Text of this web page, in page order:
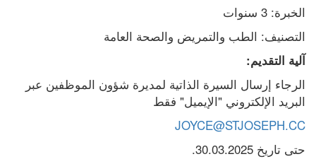
الخبرة: 3 سنوات
التصنيف: الطب والتمريض والصحة العامة
آلية التقديم:
البريد الإلكتروني "الإيميل" فقط
JOYCE@STJOSEPH.CC
حتى تاريخ 30.03.2025.